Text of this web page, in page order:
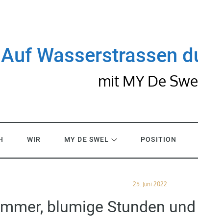
Auf Wasserstrassen
mit MY De
WIR MY DE SWEL POSITION
Posted
25. Juni 2022
blumige Stunden